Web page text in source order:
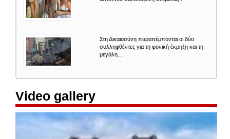
Στη Δικαιοσύνη παραπέμπονται οι δύο
συλληφθέντες για τη φονική έκρηξη και τη
μεγάλη...
Video gallery